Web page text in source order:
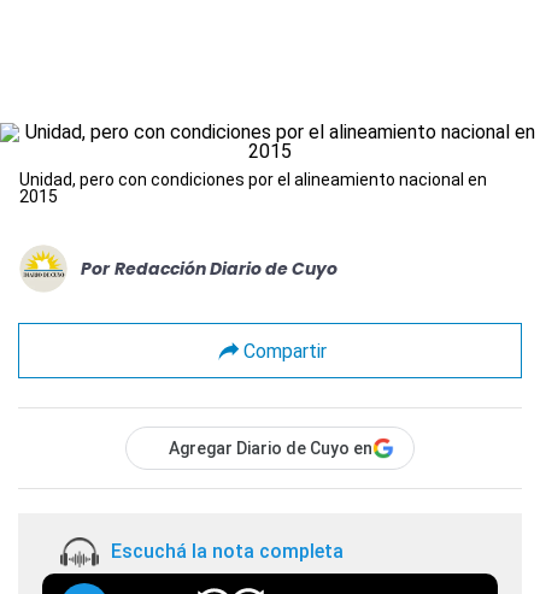
Unidad, pero con condiciones por el alineamiento nacional en
2015
Por Redacción Diario de Cuyo
Compartir
Agregar Diario de Cuyo en
Escuchá la nota completa